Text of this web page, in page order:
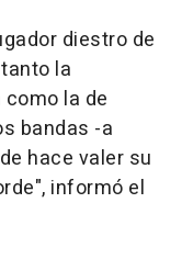
diestro de
la
la de
bandas -a
hace valer su
informó el